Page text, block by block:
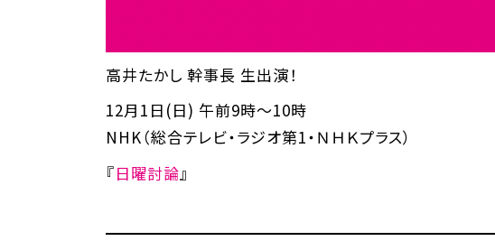
高井たかし 幹事長 生出演！
12月1日(日) 午前9時～10時
NHK（総合テレビ・ラジオ第1・ＮＨＫプラス）
『日曜討論』